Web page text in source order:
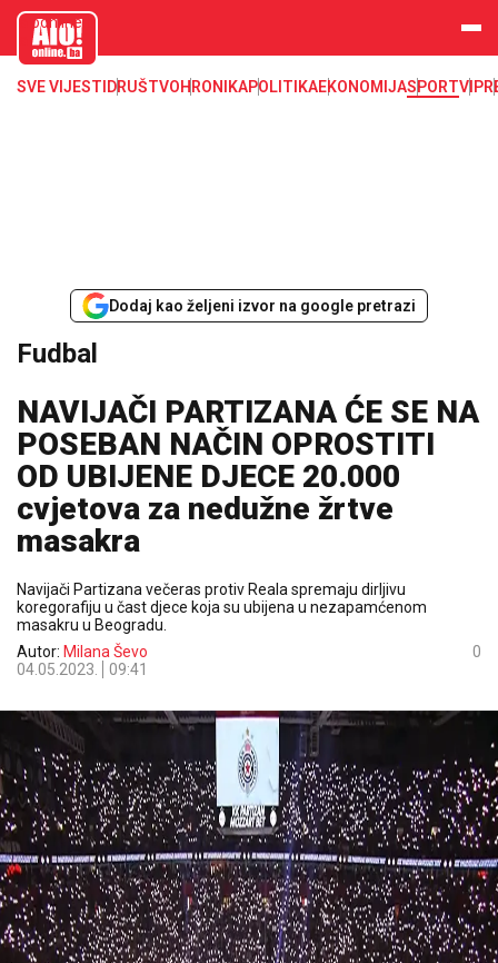
aloonline.b
SVE VIJESTI DRUŠTVOHRONIKAPOLITIKAEKONOMIJASPORTVIP
Dodaj kao željeni izvor na google pretrazi
Fudbal
NAVIJAČI PARTIZANA ĆE SE NA
POSEBAN NAČIN OPROSTITI
OD UBIJENE DJECE 20.000
cvjetova za nedužne žrtve
masakra
Navijači Partizana večeras protiv Reala spremaju dirljivu
koregorafiju u čast djece koja su ubijena u nezapamćenom
masakru u Beogradu.
Autor: Milana Ševo
04.05.2023.
09:41
0